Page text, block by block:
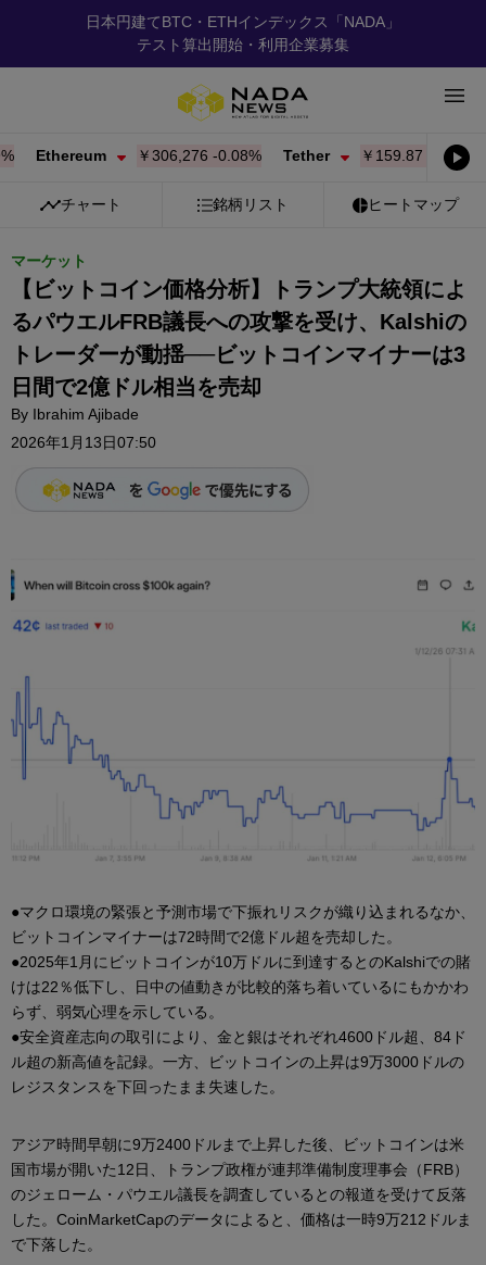
日本円建てBTC・ETHインデックス「NADA」
テスト算出開始・利用企業募集
Ethereum ￥306,276 -0.08% Tether ￥159.87-0.01%
チャート 銘柄リスト ヒートマップ
マーケット
【ビットコイン価格分析】トランプ大統領によ
るパウエルFRB議長への攻撃を受け、Kalshiの
トレーダーが動揺──ビットコインマイナーは3
日間で2億ドル相当を売却
By Ibrahim Ajibade
2026年1月13日07:50
●マクロ環境の緊張と予測市場で下振れリスクが織り込まれるなか、
ビットコインマイナーは72時間で2億ドル超を売却した。
●2025年1月にビットコインが10万ドルに到達するとのKalshiでの賭
けは22％低下し、日中の値動きが比較的落ち着いているにもかかわ
らず、弱気心理を示している。
●安全資産志向の取引により、金と銀はそれぞれ4600ドル超、84ド
ル超の新高値を記録。一方、ビットコインの上昇は9万3000ドルの
レジスタンスを下回ったまま失速した。
アジア時間早朝に9万2400ドルまで上昇した後、ビットコインは米
国市場が開いた12日、トランプ政権が連邦準備制度理事会（FRB）
のジェローム・パウエル議長を調査しているとの報道を受けて反落
した。CoinMarketCapのデータによると、価格は一時9万212ドルま
で下落した。